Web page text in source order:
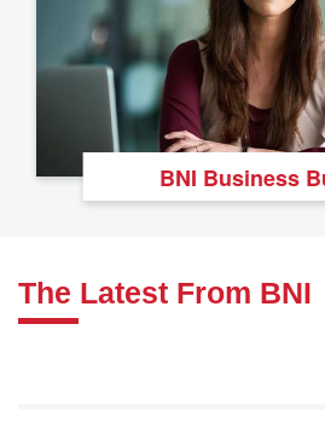
BNI Business
The Latest From BNI